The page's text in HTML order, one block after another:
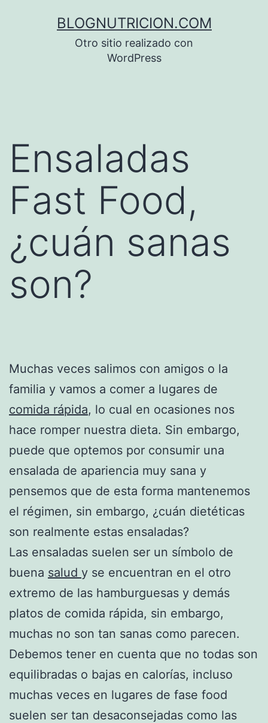
BLOGNUTRICION.COM
Otro sitio realizado con
WordPress
Ensaladas
Fast Food,
¿cuán sanas
son?
Muchas veces salimos con amigos o la
familia y vamos a comer a lugares de
comida rápida, lo cual en ocasiones nos
hace romper nuestra dieta. Sin embargo,
puede que optemos por consumir una
ensalada de apariencia muy sana y
pensemos que de esta forma mantenemos
el régimen, sin embargo, ¿cuán dietéticas
son realmente estas ensaladas?
Las ensaladas suelen ser un símbolo de
buena salud y se encuentran en el otro
extremo de las hamburguesas y demás
platos de comida rápida, sin embargo,
muchas no son tan sanas como parecen.
Debemos tener en cuenta que no todas son
equilibradas o bajas en calorías, incluso
muchas veces en lugares de fase food
suelen ser tan desaconsejadas como las